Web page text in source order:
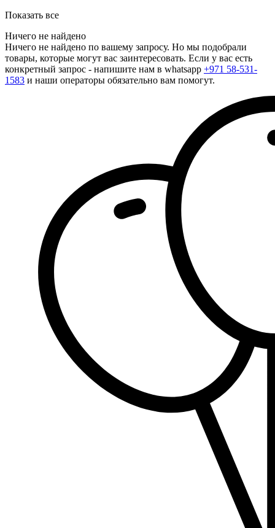
Показать все
Ничего не найдено
Ничего не найдено по вашему запросу. Но мы подобрали
товары, которые могут вас заинтересовать. Если у вас есть
конкретный запрос - напишите нам в whatsapp +971 58-531-
1583 и наши операторы обязательно вам помогут.